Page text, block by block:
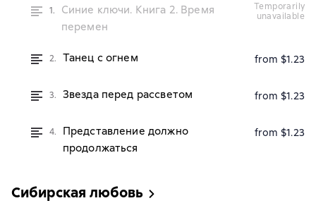
1.
Синие ключи. Книга 2. Время
перемен
temporarily
unavailable
2. Танец с огнем from $1.23
3. Звезда перед рассветом from $1.23
4.
Представление должно
продолжаться
from $1.23
Сибирская любовь